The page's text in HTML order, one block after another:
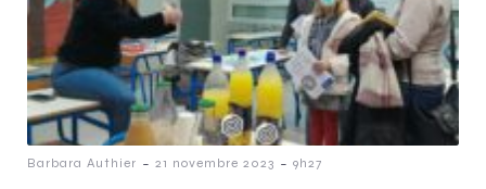
Barbara Authier - 21 novembre 2023 - 9h27